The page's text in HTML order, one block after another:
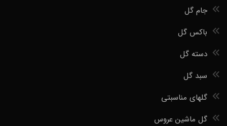
جام گل
باکس گل
دسته گل
سبد گل
گلهای مناسبتی
گل ماشین عروس